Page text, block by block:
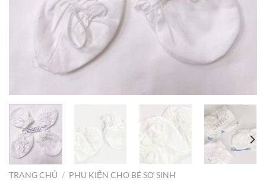
TRANG CHỦ / PHỤ KIỆN CHO BÉ SƠ SINH